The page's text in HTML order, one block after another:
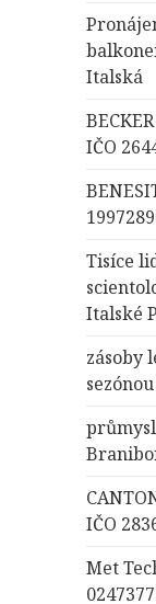
Italská
IČO
Tisíce
Italské
zásoby
IČO
Met